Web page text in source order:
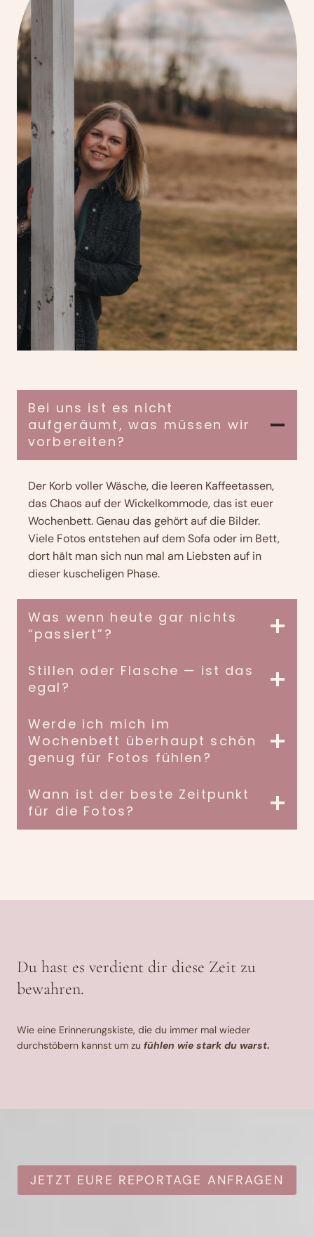
Bei uns ist es nicht
aufgeräumt, was müssen wir
vorbereiten?
Der Korb voller Wäsche, die leeren Kaffeetassen,
das Chaos auf der Wickelkommode, das ist euer
Wochenbett. Genau das gehört auf die Bilder.
Viele Fotos entstehen auf dem Sofa oder im Bett,
dort hält man sich nun mal am Liebsten auf in
dieser kuscheligen Phase.
Was wenn heute gar nichts
“passiert”?
Stillen oder Flasche — ist das
egal?
Werde ich mich im
Wochenbett überhaupt schön
genug für Fotos fühlen?
Wann ist der beste Zeitpunkt
für die Fotos?
Du hast es verdient dir diese Zeit zu
bewahren.
Wie eine Erinnerungskiste, die du immer mal wieder
durchstöbern kannst um zu fühlen wie stark du warst.
JETZT EURE REPORTAGE ANFRAGEN